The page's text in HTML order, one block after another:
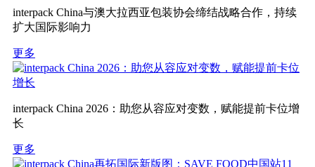
interpack China与澳大拉西亚包装协会缔结战略合作，持续
扩大国际影响力
更多
interpack China 2026：助您从容应对变数，赋能提前卡位增
长
更多